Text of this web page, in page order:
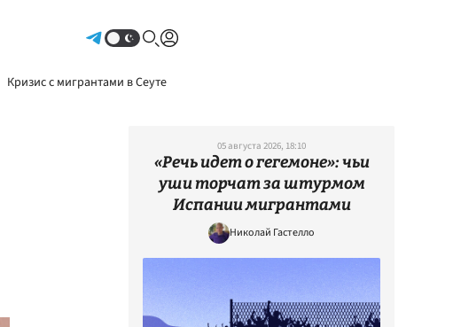
Кризис с мигрантами в Сеуте
05 августа 2026, 18:10
«Речь идет о гегемоне»: чьи
уши торчат за штурмом
Испании мигрантами
Николай Гастелло